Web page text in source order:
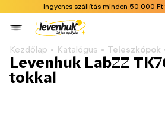
Ingyenes szállítás minden 50 000 Ft
Kezdőlap Katalógus Teleszkópok
Levenhuk LabZZ
tokkal